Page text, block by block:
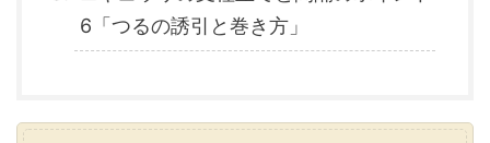
6「つるの誘引と巻き方」